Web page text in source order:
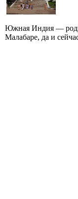
Южная Индия —
Малабаре, да и